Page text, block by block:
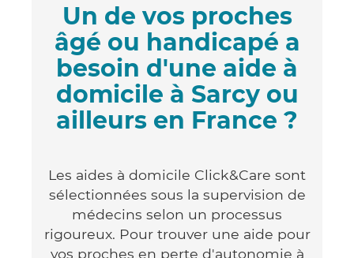
Un de vos proches
âgé ou handicapé a
besoin d'une aide à
domicile à Sarcy ou
ailleurs en France ?
Les aides à domicile Click&Care sont
sélectionnées sous la supervision de
médecins selon un processus
rigoureux. Pour trouver une aide pour
vos proches en perte d'autonomie à